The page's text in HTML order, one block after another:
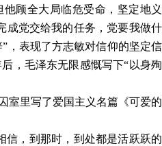
顾全大局临危受命，坚定地义
成党交给我的任务，党要我做什
，表现了方志敏对信仰的坚定信
，毛泽东无限感慨写下“以身殉
室里写了爱国主义名篇《可爱的
信，到那时，到处都是活跃跃的